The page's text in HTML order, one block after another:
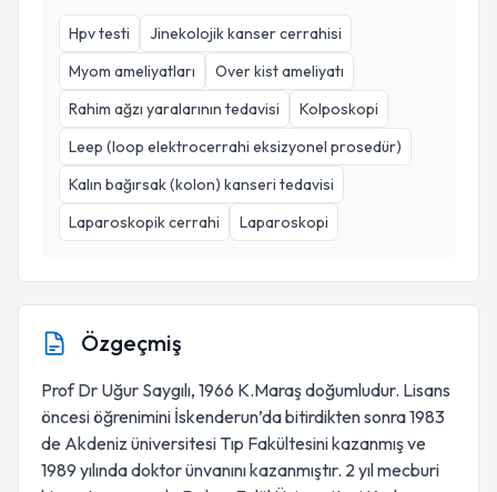
Hpv testi
Jinekolojik kanser cerrahisi
Myom ameliyatları
Over kist ameliyatı
Rahim ağzı yaralarının tedavisi
Kolposkopi
Leep (loop elektrocerrahi eksizyonel prosedür)
Kalın bağırsak (kolon) kanseri tedavisi
Laparoskopik cerrahi
Laparoskopi
Özgeçmiş
Prof Dr Uğur Saygılı, 1966 K.Maraş doğumludur. Lisans
öncesi öğrenimini İskenderun’da bitirdikten sonra 1983
de Akdeniz üniversitesi Tıp Fakültesini kazanmış ve
1989 yılında doktor ünvanını kazanmıştır. 2 yıl mecburi